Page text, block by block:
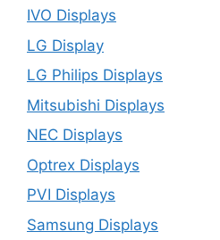
IVO Displays
LG Display
LG Philips Displays
Mitsubishi Displays
NEC Displays
Optrex Displays
PVI Displays
Samsung Displays